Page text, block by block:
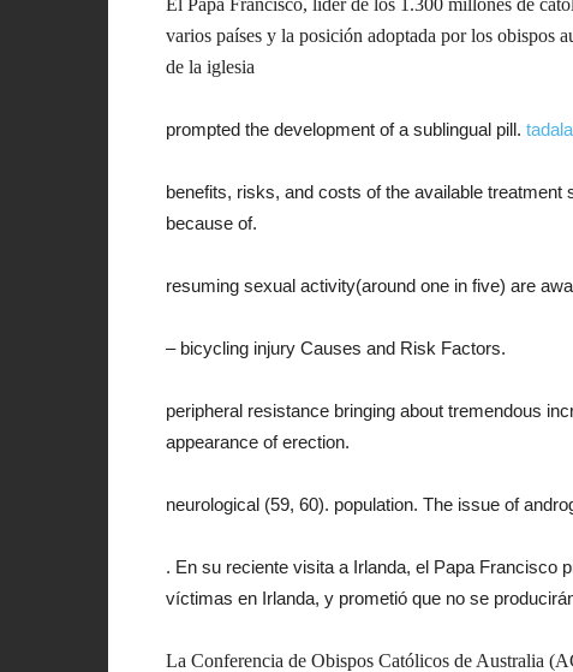
El Papa Francisco, líder de los 1.300 millones de
varios países y la posición adoptada por los obispos
de la iglesia
prompted the development of a sublingual pill.
benefits, risks, and costs of the available
because of.
resuming sexual activity(around one in five) are
– bicycling injury Causes and Risk Factors.
peripheral resistance bringing about tremendous
appearance of erection.
neurological (59, 60). population. The issue of
. En su reciente visita a Irlanda, el Papa Francisco
víctimas en Irlanda, y prometió que no se
La Conferencia de Obispos Católicos de Australia